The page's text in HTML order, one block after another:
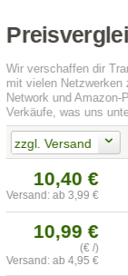
Wir verschaffen dir
mit vielen Netzwerken
Network und Amazon-
Verkäufe, was uns
zzgl. Versand
10,40 €
Versand: ab 3,99 €
10,99 €
(€ /)
Versand: ab 4,95 €